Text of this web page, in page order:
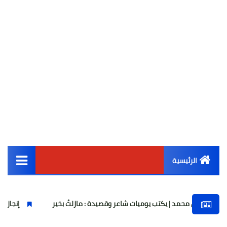
الرئيسية
أخبار مصر| يكتب يوميات شاعر وقصيدة : مازلتُ بخير إنجاز تاريخي.. ناشئات